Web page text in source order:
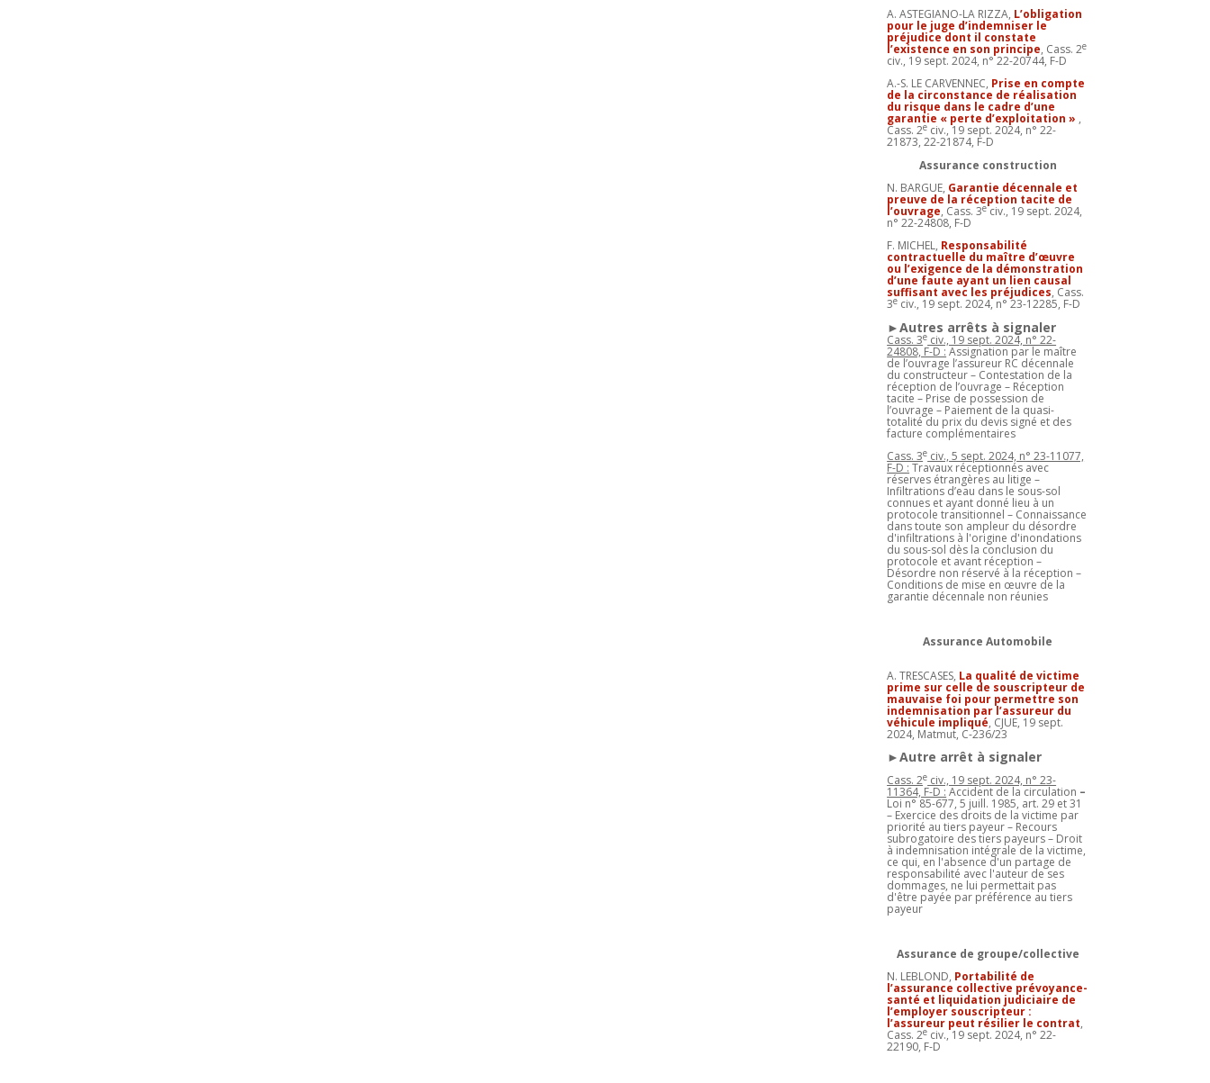
A. ASTEGIANO-LA RIZZA, L’obligation
pour le juge d’indemniser le
préjudice dont il constate
l’existence en son principe, Cass. 2e
civ., 19 sept. 2024, n° 22-20744, F-D
A.-S. LE CARVENNEC, Prise en compte
de la circonstance de réalisation
du risque dans le cadre d’une
garantie « perte d’exploitation » ,
Cass. 2e civ., 19 sept. 2024, n° 22-
21873, 22-21874, F-D
Assurance construction
N. BARGUE, Garantie décennale et
preuve de la réception tacite de
l’ouvrage, Cass. 3eciv., 19 sept. 2024,
n° 22-24808, F-D
F. MICHEL, Responsabilité
contractuelle du maître d’œuvre
ou l’exigence de la démonstration
d’une faute ayant un lien causal
suffisant avec les préjudices, Cass.
3e civ., 19 sept. 2024, n° 23-12285, F-D
►Autres arrêts à signaler
Cass. 3e civ., 19 sept. 2024, n° 22-
24808, F-D : Assignation par le maître
de l’ouvrage l’assureur RC décennale
du constructeur – Contestation de la
réception de l’ouvrage – Réception
tacite – Prise de possession de
l’ouvrage – Paiement de la quasi-
totalité du prix du devis signé et des
facture complémentaires
Cass. 3e civ., 5 sept. 2024, n° 23-11077,
F-D : Travaux réceptionnés avec
réserves étrangères au litige –
Infiltrations d’eau dans le sous-sol
connues et ayant donné lieu à un
protocole transitionnel – Connaissance
dans toute son ampleur du désordre
d'infiltrations à l'origine d'inondations
du sous-sol dès la conclusion du
protocole et avant réception –
Désordre non réservé à la réception –
Conditions de mise en œuvre de la
garantie décennale non réunies
Assurance Automobile
A. TRESCASES, La qualité de victime
prime sur celle de souscripteur de
mauvaise foi pour permettre son
indemnisation par l’assureur du
véhicule impliqué, CJUE, 19 sept.
2024, Matmut, C-236/23
►Autre arrêt à signaler
Cass. 2e civ., 19 sept. 2024, n° 23-
11364, F-D : Accident de la circulation –
Loi n° 85-677, 5 juill. 1985, art. 29 et 31
– Exercice des droits de la victime par
priorité au tiers payeur – Recours
subrogatoire des tiers payeurs – Droit
à indemnisation intégrale de la victime,
ce qui, en l'absence d'un partage de
responsabilité avec l'auteur de ses
dommages, ne lui permettait pas
d'être payée par préférence au tiers
payeur
Assurance de groupe/collective
N. LEBLOND, Portabilité de
l’assurance collective prévoyance-
santé et liquidation judiciaire de
l’employer souscripteur :
l’assureur peut résilier le contrat,
Cass. 2e civ., 19 sept. 2024, n° 22-
22190, F-D